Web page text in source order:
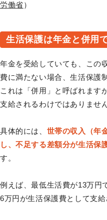
労働省）
生活保護は年金と併用
年金を受給していても、この
費に満たない場合、生活保護
これは「併用」と呼ばれます
支給されるわけではありません
具体的には、 世帯の収入（年
し、不足する差額分が生活保
す。
例えば、最低生活費が13万円
6万円が生活保護費として支給